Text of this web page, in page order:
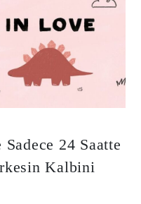
24 Saatte
Kalbini